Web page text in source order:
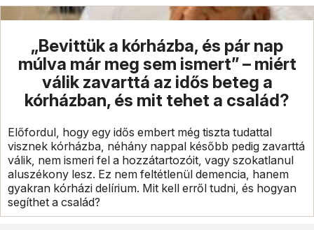
„Bevittük a kórházba, és pár nap
múlva már meg sem ismert” – miért
válik zavarttá az idős beteg a
kórházban, és mit tehet a család?
Előfordul, hogy egy idős embert még tiszta tudattal
visznek kórházba, néhány nappal később pedig zavarttá
válik, nem ismeri fel a hozzátartozóit, vagy szokatlanul
aluszékony lesz. Ez nem feltétlenül demencia, hanem
gyakran kórházi delírium. Mit kell erről tudni, és hogyan
segíthet a család?